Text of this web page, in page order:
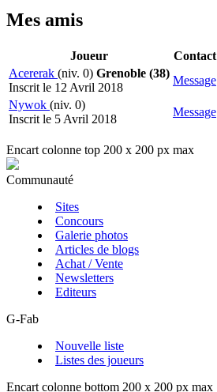
Mes amis
Joueur
Contact
Acererak (niv. 0) Grenoble (38)
Inscrit le 12 Avril 2018
Message
Nywok (niv. 0)
Inscrit le 5 Avril 2018
Message
Encart colonne top 200 x 200 px max
Communauté
Sites
Concours
Galerie photos
Articles de blogs
Achat / Vente
Newsletters
Editeurs
G-Fab
Nouvelle liste
Listes des joueurs
Encart colonne bottom 200 x 200 px max